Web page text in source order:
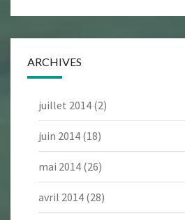
ARCHIVES
juillet 2014 (2)
juin 2014 (18)
mai 2014 (26)
avril 2014 (28)